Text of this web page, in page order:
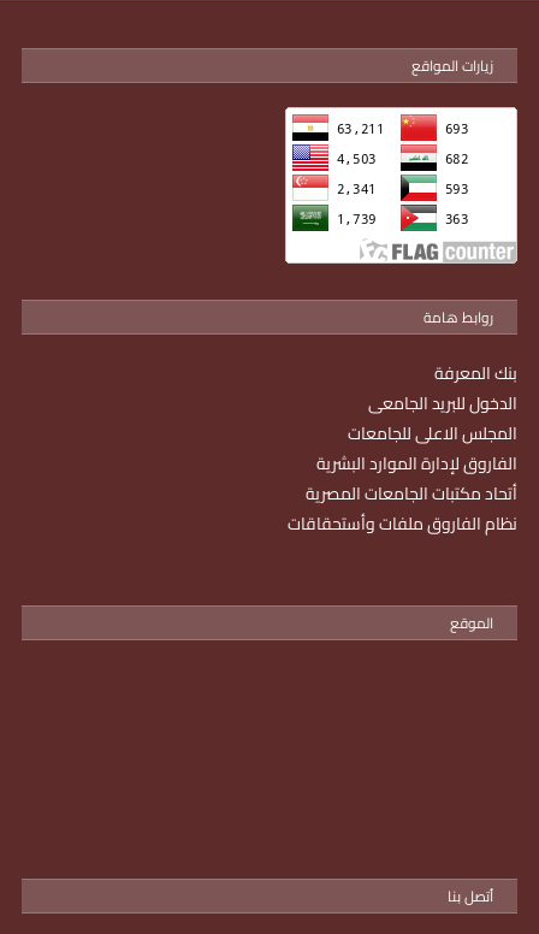
زيارات المواقع
روابط هامة
بنك المعرفة
الدخول للبريد الجامعى
المجلس الاعلى للجامعات
الفاروق لإدارة الموارد البشرية
أتحاد مكتبات الجامعات المصرية
نظام الفاروق ملفات وأستحقاقات
الموقع
أتصل بنا